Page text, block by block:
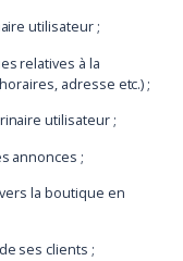
utilisateur ;
relatives à la
adresse etc.) ;
utilisateur ;
annonces ;
la boutique en
ses clients ;